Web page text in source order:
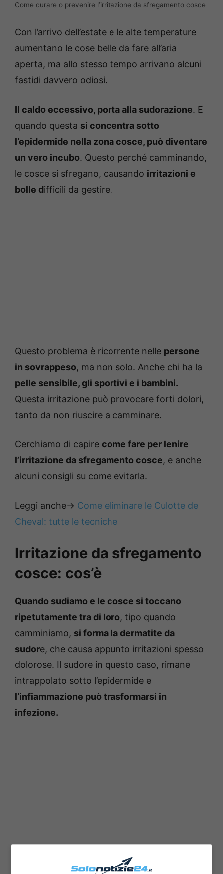
Come curare o prevenire l’irritazione da sfregamento cosce
Con l’arrivo dell’estate e le alte temperature
aumentano le cose belle da fare all’aria
aperta, ma allo stesso tempo arrivano alcuni
fastidi davvero odiosi.
Il caldo eccessivo, porta alla sudorazione. E
quando questa si concentra sotto
l’epidermide nella zona cosce, può diventare
un vero incubo. Questo perché camminando,
le cosce si sfregano, causando irritazioni e
bolle difficili da gestire.
Questo problema è ricorrente nelle persone
in sovrappeso, ma non solo. Anche chi ha la
pelle sensibile, gli sportivi e i bambini.
Questa irritazione può provocare forti dolori,
tanto da non riuscire a camminare.
Cerchiamo di capire come fare per lenire
l’irritazione da sfregamento cosce, e anche
alcuni consigli su come evitarla.
Leggi anche-> Come eliminare le Culotte de
Cheval: tutte le tecniche
Irritazione da sfregamento
cosce: cos’è
Quando sudiamo e le cosce si toccano
ripetutamente tra di loro, tipo quando
camminiamo, si forma la dermatite da
sudore, che causa appunto irritazioni spesso
dolorose. Il sudore in questo caso, rimane
intrappolato sotto l’epidermide e
l’infiammazione può trasformarsi in
infezione.